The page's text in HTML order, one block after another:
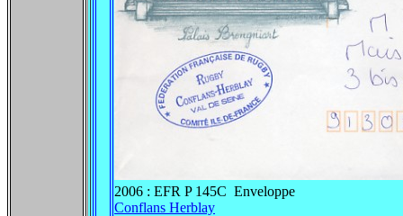
2006 : EFR P 145C Enveloppe
Conflans Herblay